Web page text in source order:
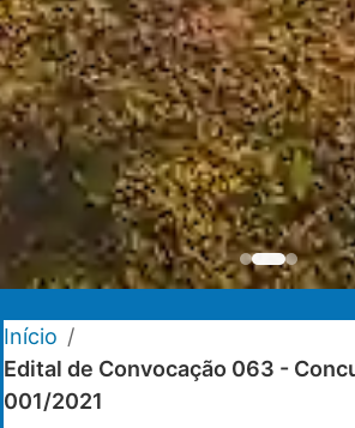
Início /
Edital de Convocação 063 -
001/2021